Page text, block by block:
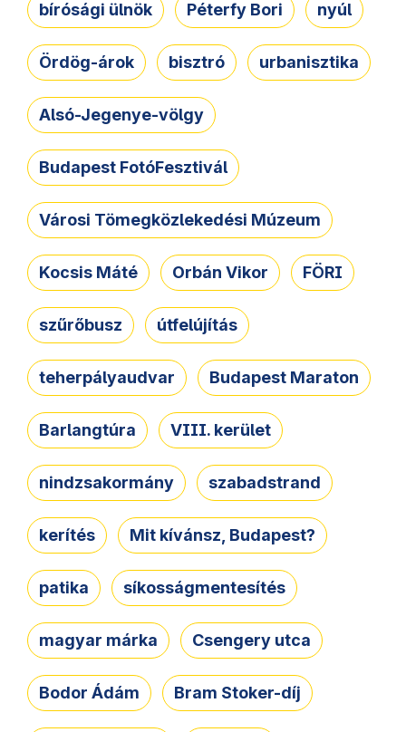
bírósági ülnök Péterfy Bori nyúl
Ördög-árok bisztró urbanisztika
Alsó-Jegenye-völgy
Budapest FotóFesztivál
Városi Tömegközlekedési Múzeum
Kocsis Máté Orbán Vikor FÖRI
szűrőbusz útfelújítás
teherpályaudvar Budapest Maraton
Barlangtúra VIII. kerület
nindzsakormány szabadstrand
kerítés Mit kívánsz, Budapest?
patika síkosságmentesítés
magyar márka Csengery utca
Bodor Ádám Bram Stoker-díj